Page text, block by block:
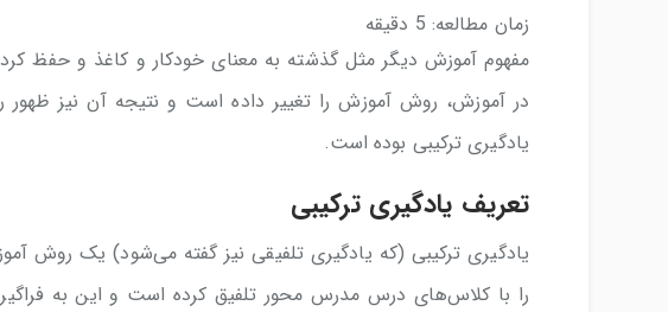
زمان مطالعه: 5 دقیقه
مفهوم آموزش دیگر مثل گذشته به معنای خودکار و کاغذ و حفظ
در آموزش، روش آموزش را تغییر داده است و نتیجه آن نیز
یادگیری ترکیبی بوده است.
تعریف یادگیری ترکیبی
یادگیری ترکیبی (که یادگیری تلفیقی نیز گفته می‌شود) یک روش
را با کلاس‌های درس مدرس محور تلفیق کرده است و این به